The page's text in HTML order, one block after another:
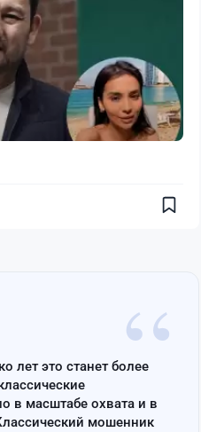
“
лет это станет более
в масштабе охвата и в
мошенник